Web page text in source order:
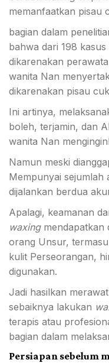
memanfaatkan pisau
bagian dalam
bahwa dari 198
dikarenakan
wanita Nan
dikarenakan pisau
Ini artinya,
boleh, terjamin, dan
wanita Nan
Namun meski
Mempunyai sejumlah
dijalankan berdua
Apalagi, keamanan
waxingmendapatkan
orang Unsur,
kulit Perseorangan,
digunakan.
Jadi hasilkan
sebaiknya lakukan
terapis atau
bagian dalam
Persiapan sebelum